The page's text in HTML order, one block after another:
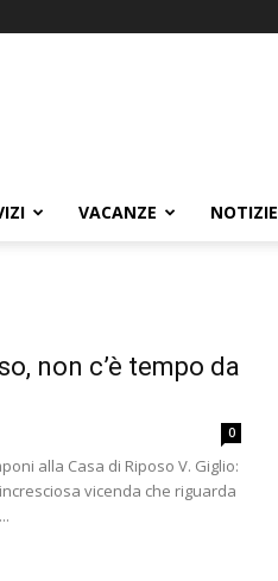
VACANZE NOTIZIE
non c’è tempo da
0
alla Casa di Riposo V. Giglio:
vicenda che riguarda